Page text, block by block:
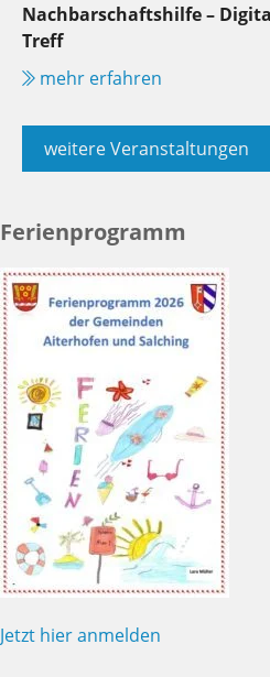
Nachbarschaftshilfe –
Treff
mehr erfahren
weitere Veranstaltungen
Ferienprogramm
Jetzt hier anmelden